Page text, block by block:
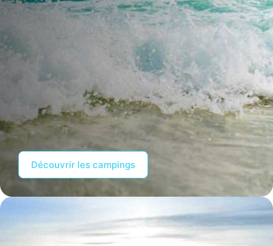
Découvrir les campings